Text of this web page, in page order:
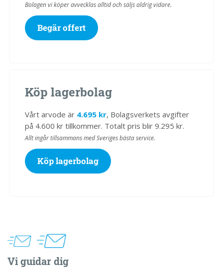
Bolagen vi köper avvecklas alltid och säljs aldrig vidare.
Begär offert
Köp lagerbolag
Vårt arvode är 4.695 kr, Bolagsverkets avgifter
på 4.600 kr tillkommer. Totalt pris blir 9.295 kr.
Allt ingår tillsammans med Sveriges bästa service.
Köp lagerbolag
Vi guidar dig